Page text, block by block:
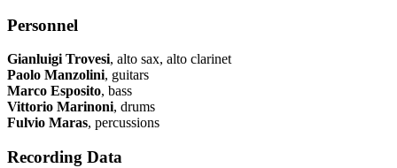
Personnel
Gianluigi Trovesi, alto sax, alto clarinet
Paolo Manzolini, guitars
Marco Esposito, bass
Vittorio Marinoni, drums
Fulvio Maras, percussions
Recording Data